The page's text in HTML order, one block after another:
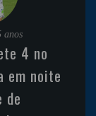
anos
4 no
em noite
de